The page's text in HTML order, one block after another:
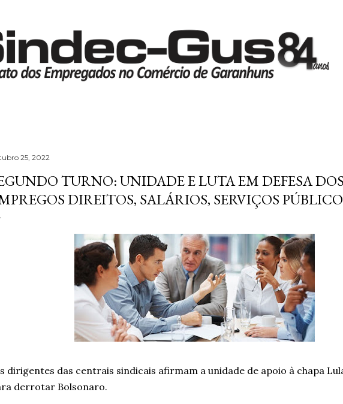
25, 2022
TURNO: UNIDADE E LUTA EM DEFESA DOS
DIREITOS, SALÁRIOS, SERVIÇOS
dirigentes das centrais sindicais afirmam a unidade de apoio à chapa
derrotar Bolsonaro.